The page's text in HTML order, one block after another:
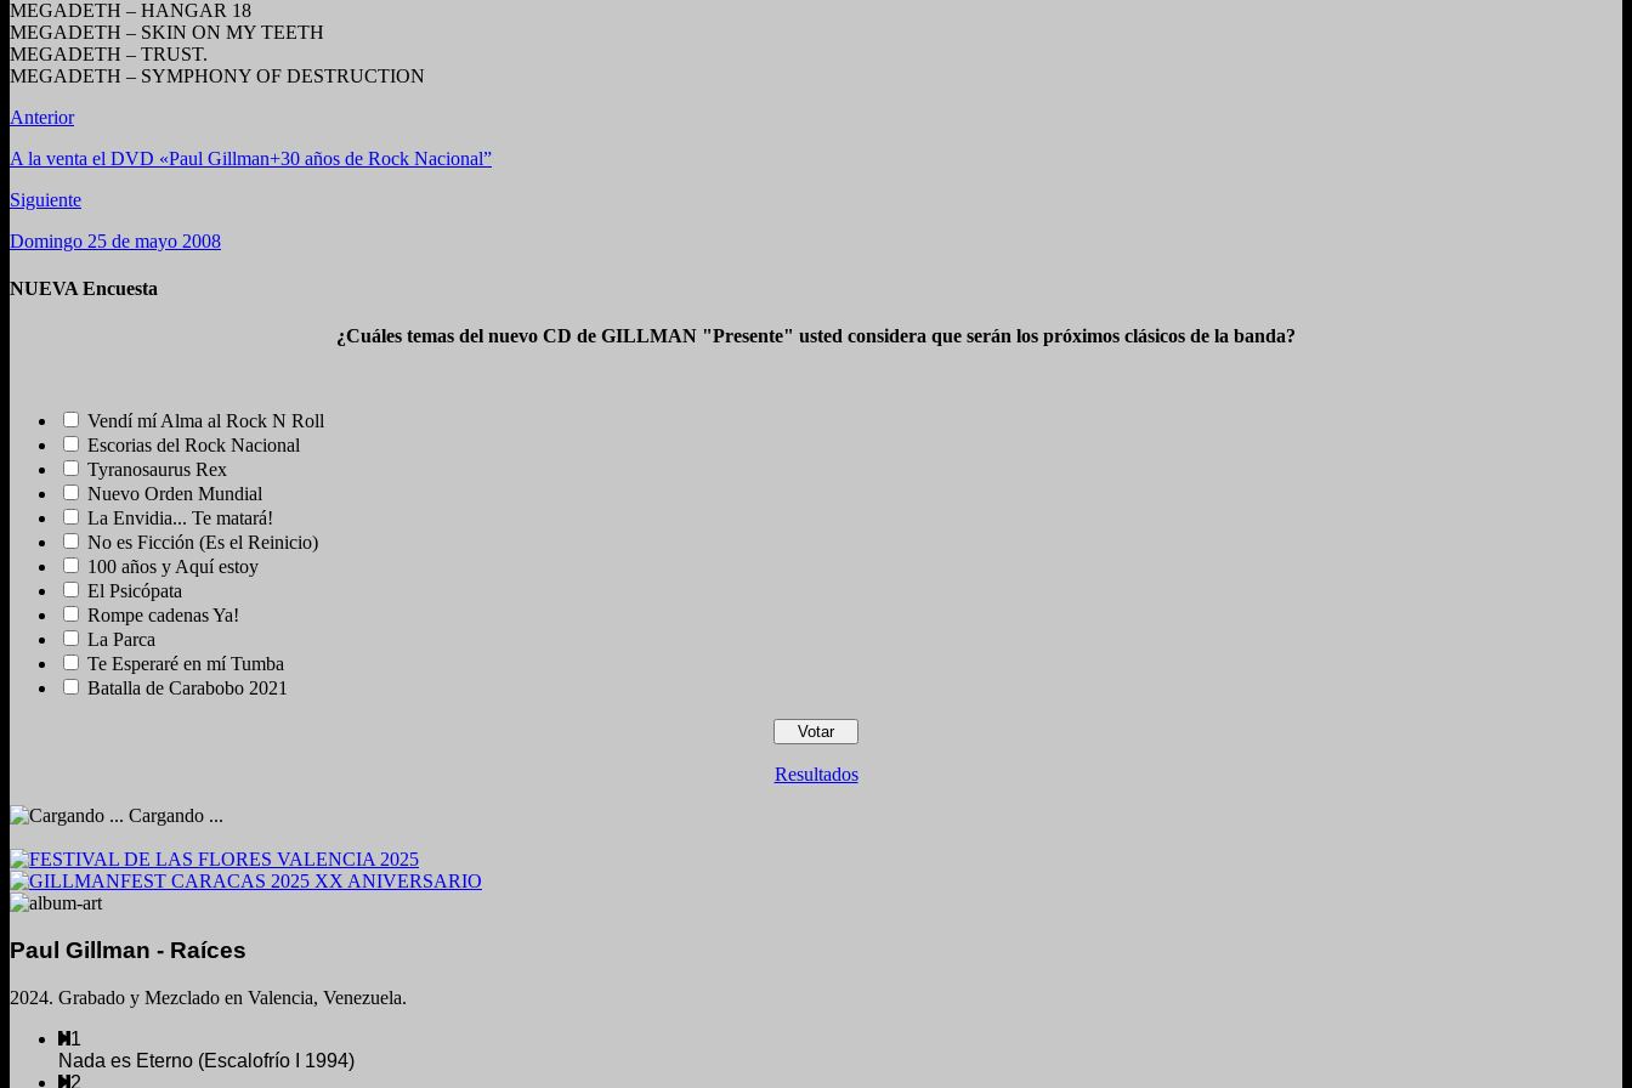
MEGADETH – HANGAR 18
MEGADETH – SKIN ON MY TEETH
MEGADETH – TRUST.
MEGADETH – SYMPHONY OF DESTRUCTION
Anterior
A la venta el DVD «Paul Gillman+30 años de Rock Nacional”
Siguiente
Domingo 25 de mayo 2008
NUEVA Encuesta
¿Cuáles temas del nuevo CD de GILLMAN "Presente" usted considera que serán los próximos clásicos de la banda?
Vendí mí Alma al Rock N Roll
Escorias del Rock Nacional
Tyranosaurus Rex
Nuevo Orden Mundial
La Envidia... Te matará!
No es Ficción (Es el Reinicio)
100 años y Aquí estoy
El Psicópata
Rompe cadenas Ya!
La Parca
Te Esperaré en mí Tumba
Batalla de Carabobo 2021
Resultados
Cargando ...
Paul Gillman - Raíces
2024. Grabado y Mezclado en Valencia, Venezuela.
1
Nada es Eterno (Escalofrío I 1994)
2